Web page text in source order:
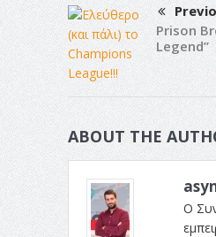
Prison
Legend”
ABOUT THE
Ο